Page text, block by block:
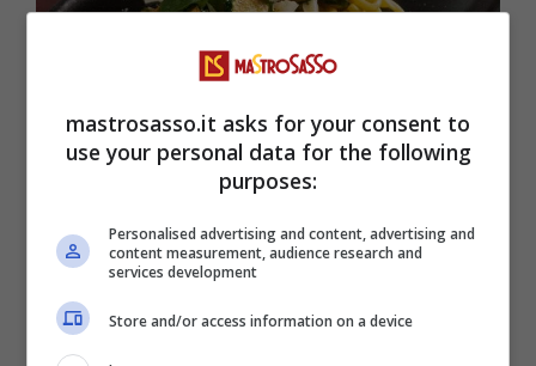
Qual è la ricetta da seguire per preparare degli spaghetti
alla Nerano a regola d’arte: si leccheranno tutti i baffi –
Tutto quello che serve per preparare questo
mastrosasso.it asks for your consent to
use your personal data for the following
purposes:
Personalised advertising and content, advertising and
content measurement, audience research and
services development
Store and/or access information on a device